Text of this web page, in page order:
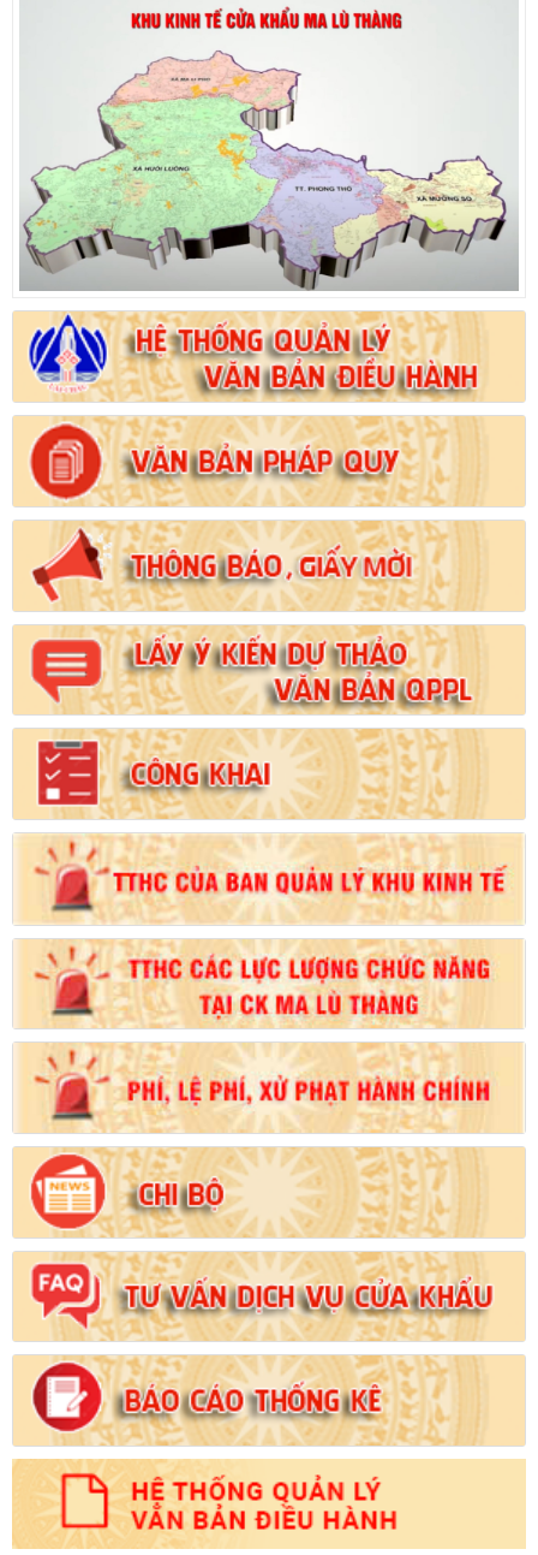
Số:102/2024/NĐ-CP
Tên:(Nghị định Quy định chi tiết thi hành một số điều của Luật
Đất đai)
Ngày ban hành: (21/08/2024)
Số:103/2024/NĐ-CP
Tên:(Nghị định Quy định về tiền sử dụng đất, tiền thuê đất)
Ngày ban hành: (21/08/2024)
Số:1731/KH-UBND
Tên:(Kế hoạch triển khai thi hành Luật Đất đai năm 2024)
Ngày ban hành: (21/08/2024)
Số:
71/2024/NĐ-CP
Tên: (Nghị định Quy định về giá đất)